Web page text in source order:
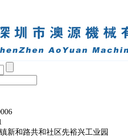
新和路共和社区先裕兴工业园